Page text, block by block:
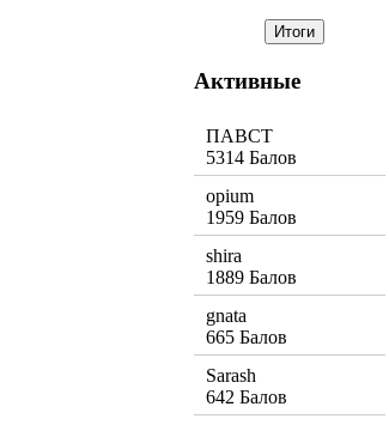
Активные
ПАВСТ
5314 Балов
opium
1959 Балов
shira
1889 Балов
gnata
665 Балов
Sarash
642 Балов